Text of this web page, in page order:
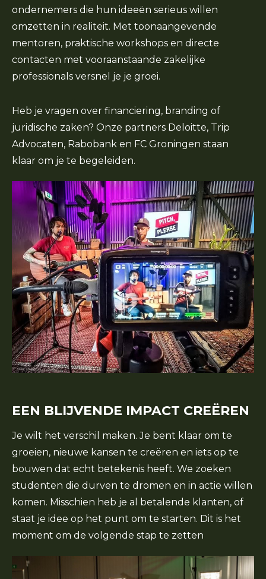
ondernemers die hun ideeën serieus willen
omzetten in realiteit. Met toonaangevende
mentoren, praktische workshops en directe
contacten met vooraanstaande zakelijke
professionals versnel je je groei.
Heb je vragen over financiering, branding of
juridische zaken? Onze partners Deloitte, Trip
Advocaten, Rabobank en FC Groningen staan
klaar om je te begeleiden.
EEN BLIJVENDE IMPACT CREËREN
Je wilt het verschil maken. Je bent klaar om te
groeien, nieuwe kansen te creëren en iets op te
bouwen dat echt betekenis heeft. We zoeken
studenten die durven te dromen en in actie willen
komen. Misschien heb je al betalende klanten, of
staat je idee op het punt om te starten. Dit is het
moment om de volgende stap te zetten